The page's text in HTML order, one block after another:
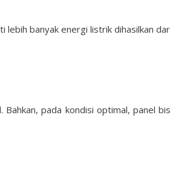
banyak energi listrik dihasilkan
pada kondisi optimal, panel